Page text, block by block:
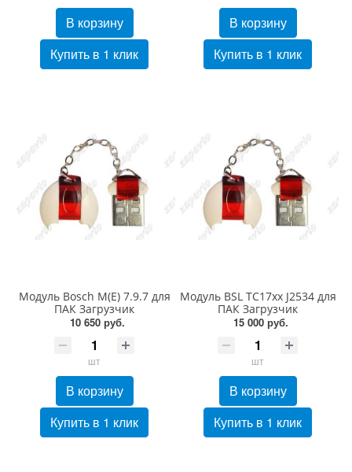
В корзину
Купить в 1 клик
В корзину
Купить в 1 клик
Модуль Bosch М(Е) 7.9.7 для
ПАК Загрузчик
10 650 руб.
шт
В корзину
Купить в 1 клик
Модуль BSL TC17xx J2534 для
ПАК Загрузчик
15 000 руб.
шт
В корзину
Купить в 1 клик